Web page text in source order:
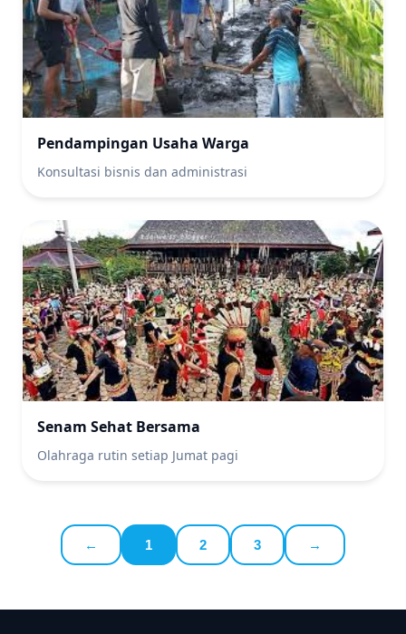
Pendampingan Usaha Warga
Konsultasi bisnis dan administrasi
Senam Sehat Bersama
Olahraga rutin setiap Jumat pagi
← 1 2 3 →